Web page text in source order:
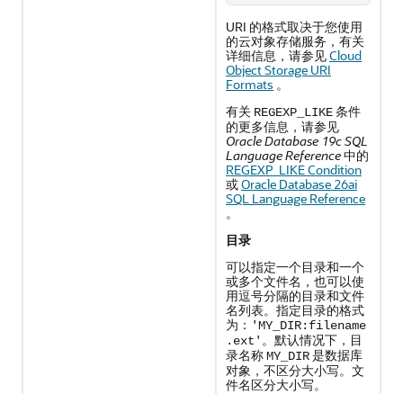
URI 的格式取决于您使用
的云对象存储服务，有关
详细信息，请参见Cloud
Object Storage URI
Formats 。
有关 REGEXP_LIKE条件
的更多信息，请参见
Oracle Database 19c SQL
Language Reference中的
REGEXP_LIKE Condition
或Oracle Database 26ai
SQL Language Reference
。
目录
可以指定一个目录和一个
或多个文件名，也可以使
用逗号分隔的目录和文件
名列表。指定目录的格式
为： 'MY_DIR:filename
.ext' 。默认情况下，目
录名称MY_DIR是数据库
对象，不区分大小写。文
件名区分大小写。